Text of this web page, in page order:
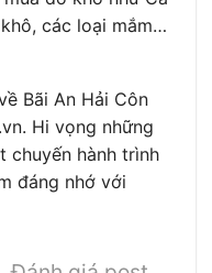
các loại mắm…
Bãi An Hải Côn
Hi vọng những
chuyến hành trình
đáng nhớ với